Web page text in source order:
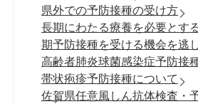
県外での予防接種の受け方
長期にわたる療養を必要とす
期予防接種を受ける機会を逃
高齢者肺炎球菌感染症予防接
帯状疱疹予防接種について
佐賀県任意風しん抗体検査・